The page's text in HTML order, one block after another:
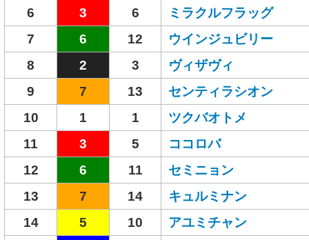
6
3 6 ミラクルフラッグ
7
6 12 ウインジュビリー
8
2 3 ヴィザヴィ
9
7 13 センティラシオン
10
1 1 ツクバオトメ
11
3 5 ココロバ
12
6 11 セミニョン
13
7 14 キュルミナン
14
5 10 アユミチャン